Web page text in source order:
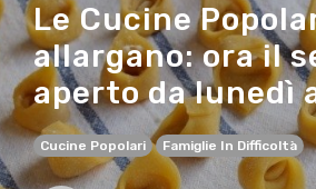
Le Cucine
allargano: ora il
aperto da lunedì
Cucine Popolari Famiglie In Difficoltà